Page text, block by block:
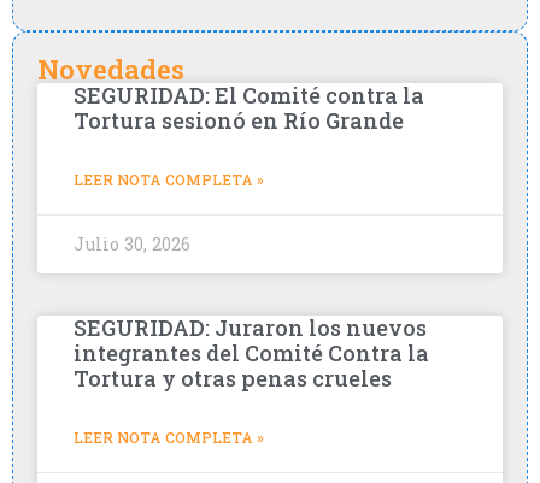
Novedades
SEGURIDAD: El Comité contra la
Tortura sesionó en Río Grande
LEER NOTA COMPLETA »
Julio 30, 2026
SEGURIDAD: Juraron los nuevos
integrantes del Comité Contra la
Tortura y otras penas crueles
LEER NOTA COMPLETA »